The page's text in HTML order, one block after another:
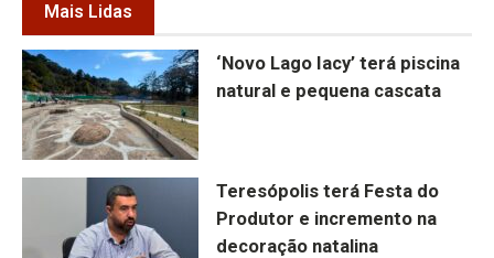
Mais Lidas
‘Novo Lago Iacy’ terá piscina
natural e pequena cascata
Teresópolis terá Festa do
Produtor e incremento na
decoração natalina